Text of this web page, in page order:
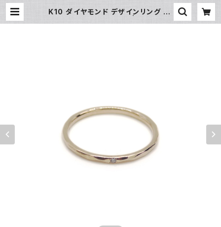
K10 ダイヤモンド デザインリング 10